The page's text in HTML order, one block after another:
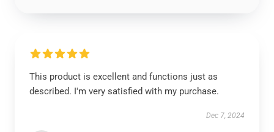
This product is excellent and functions just as
described. I'm very satisfied with my purchase.
Dec 7, 2024